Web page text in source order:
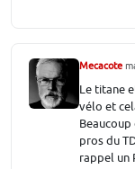
Mecacote
Le titane
vélo et
pros du
rappel un